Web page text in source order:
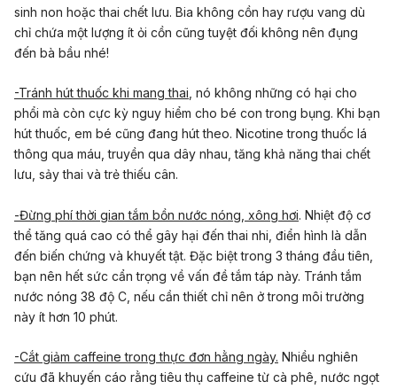
sinh non hoặc thai chết lưu. Bia không cồn hay rượu vang dù
chỉ chứa một lượng ít ỏi cồn cũng tuyệt đối không nên đụng
đến bà bầu nhé!
-Tránh hút thuốc khi mang thai , nó không những có hại cho
phổi mà còn cực kỳ nguy hiểm cho bé con trong bụng. Khi bạn
hút thuốc, em bé cũng đang hút theo. Nicotine trong thuốc lá
thông qua máu, truyền qua dây nhau, tăng khả năng thai chết
lưu, sảy thai và trẻ thiếu cân.
-Đừng phí thời gian tắm bồn nước nóng, xông hơi. Nhiệt độ cơ
thể tăng quá cao có thể gây hại đến thai nhi, điển hình là dẫn
đến biến chứng và khuyết tật. Đặc biệt trong 3 tháng đầu tiên,
bạn nên hết sức cẩn trọng về vấn đề tắm táp này. Tránh tắm
nước nóng 38 độ C, nếu cần thiết chỉ nên ở trong môi trường
này ít hơn 10 phút.
-Cắt giảm caffeine trong thực đơn hằng ngày. Nhiều nghiên
cứu đã khuyến cáo rằng tiêu thụ caffeine từ cà phê, nước ngọt